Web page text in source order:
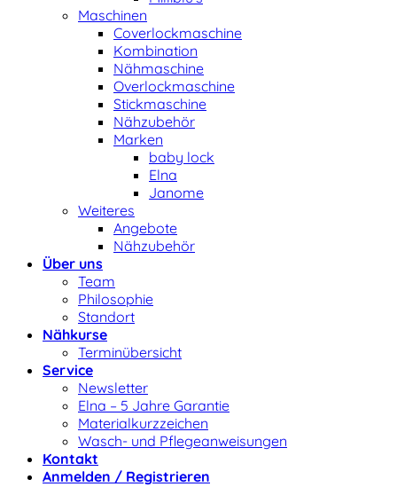
Maschinen
Coverlockmaschine
Kombination
Nähmaschine
Overlockmaschine
Stickmaschine
Nähzubehör
Marken
baby lock
Elna
Janome
Weiteres
Angebote
Nähzubehör
Über uns
Team
Philosophie
Standort
Nähkurse
Terminübersicht
Service
Newsletter
Elna – 5 Jahre Garantie
Materialkurzzeichen
Wasch- und Pflegeanweisungen
Kontakt
Anmelden / Registrieren